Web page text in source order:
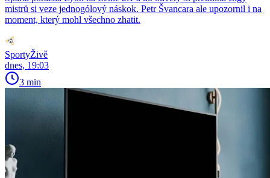
mistrů si veze jednogólový náskok. Petr Švancara ale upozornil i na
moment, který mohl všechno zhatit.
SportyŽivě
dnes, 19:03
3 min